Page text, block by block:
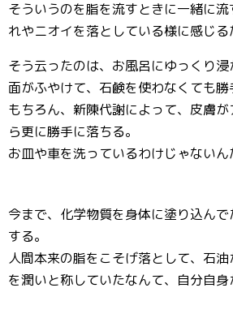
そういうのを脂を流すときに一緒に
れやニオイを落としている様に感じる
そう云ったのは、お風呂にゆっくり
面がふやけて、石鹸を使わなくても勝
もちろん、新陳代謝によって、皮膚
ら更に勝手に落ちる。
お皿や車を洗っているわけじゃないん
今まで、化学物質を身体に塗り込ん
する。
人間本来の脂をこそげ落として、石
を潤いと称していたなんて、自分自身